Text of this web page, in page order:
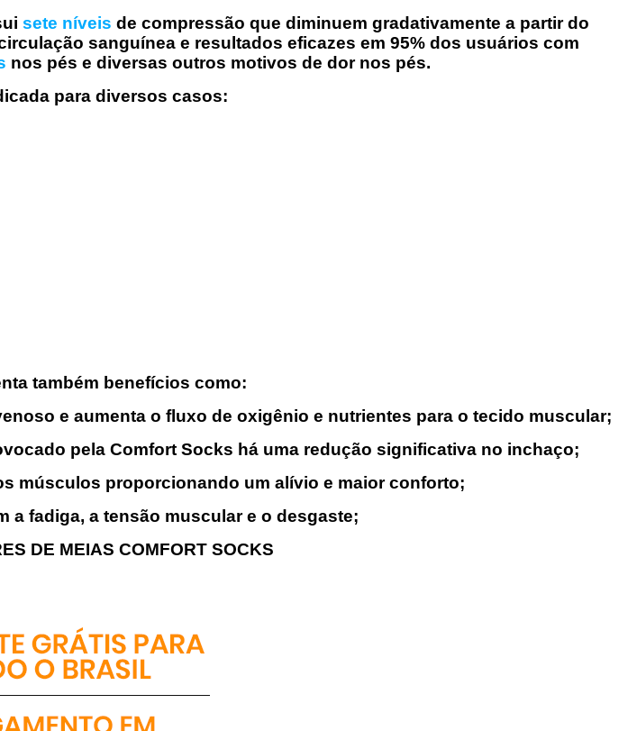
sete níveis de compressão que diminuem gradativamente a partir do
sanguínea e resultados eficazes em 95% dos usuários com
nos pés e diversas outros motivos de dor nos pés.
para diversos casos:
também benefícios como:
e aumenta o fluxo de oxigênio e nutrientes para o tecido muscular;
pela Comfort Socks há uma redução significativa no inchaço;
músculos proporcionando um alívio e maior conforto;
a fadiga, a tensão muscular e o desgaste;
DE MEIAS COMFORT SOCKS